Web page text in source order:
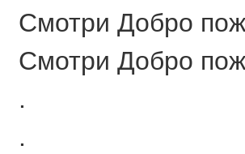
Смотри Добро
Смотри Добро
.
.